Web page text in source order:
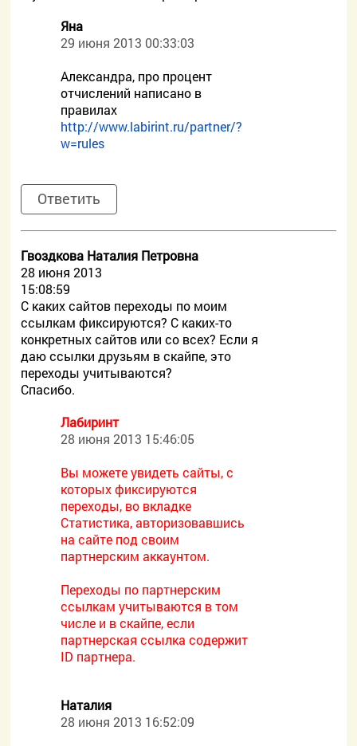
Яна
29 июня 2013 00:33:03
Александра, про процент
отчислений написано в
правилах
http://www.labirint.ru/partner/?
w=rules
Ответить
Гвоздкова Наталия Петровна
28 июня 2013
15:08:59
С каких сайтов переходы по моим
ссылкам фиксируются? С каких-то
конкретных сайтов или со всех? Если я
даю ссылки друзьям в скайпе, это
переходы учитываются?
Спасибо.
Лабиринт
28 июня 2013 15:46:05
Вы можете увидеть сайты, с
которых фиксируются
переходы, во вкладке
Статистика, авторизовавшись
на сайте под своим
партнерским аккаунтом.
Переходы по партнерским
ссылкам учитываются в том
числе и в скайпе, если
партнерская ссылка содержит
ID партнера.
Наталия
28 июня 2013 16:52:09